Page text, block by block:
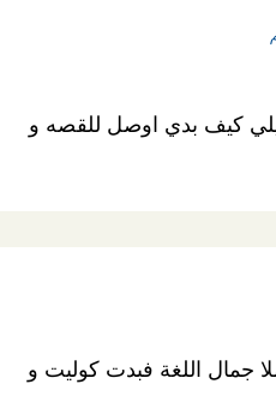
كيف بدي اوصل للقصه و
جمال اللغة فبدت كوليت و